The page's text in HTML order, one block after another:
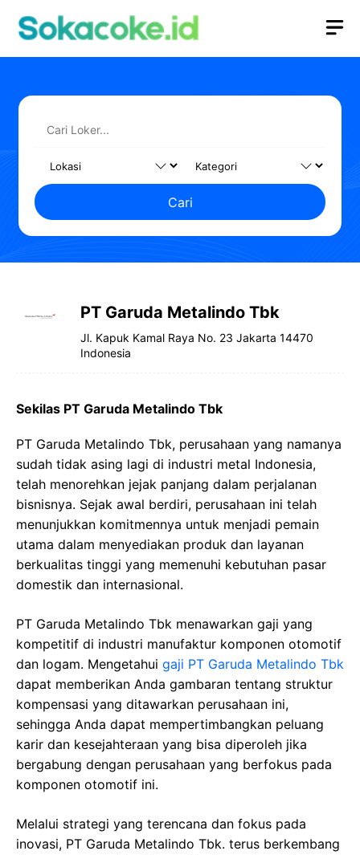
Cari
PT Garuda Metalindo Tbk
Jl. Kapuk Kamal Raya No. 23 Jakarta 14470
Indonesia
Sekilas PT Garuda Metalindo Tbk
PT Garuda Metalindo Tbk, perusahaan yang namanya
sudah tidak asing lagi di industri metal Indonesia,
telah menorehkan jejak panjang dalam perjalanan
bisnisnya. Sejak awal berdiri, perusahaan ini telah
menunjukkan komitmennya untuk menjadi pemain
utama dalam menyediakan produk dan layanan
berkualitas tinggi yang memenuhi kebutuhan pasar
domestik dan internasional.
PT Garuda Metalindo Tbk menawarkan gaji yang
kompetitif di industri manufaktur komponen otomotif
dan logam. Mengetahui gaji PT Garuda Metalindo Tbk
dapat memberikan Anda gambaran tentang struktur
kompensasi yang ditawarkan perusahaan ini,
sehingga Anda dapat mempertimbangkan peluang
karir dan kesejahteraan yang bisa diperoleh jika
bergabung dengan perusahaan yang berfokus pada
komponen otomotif ini.
Melalui strategi yang terencana dan fokus pada
inovasi, PT Garuda Metalindo Tbk. terus berkembang